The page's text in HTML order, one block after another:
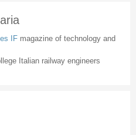
IF magazine of technology and
Italian railway engineers